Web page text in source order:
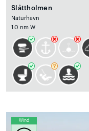
Slåttholmen
Naturhavn
1.0 nm W
Wind